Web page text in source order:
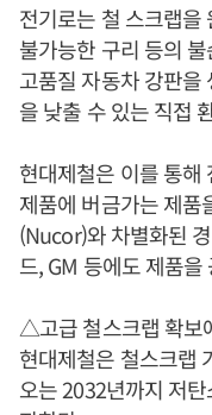
전기로는 철 스크랩을
불가능한 구리 등의
고품질 자동차 강판을
을 낮출 수 있는 직접
현대제철은 이를 통해
제품에 버금가는 제품
(Nucor)와 차별화된
드, GM 등에도 제품
△고급 철스크랩 확보
현대제철은 철스크랩
오는 2032년까지 저